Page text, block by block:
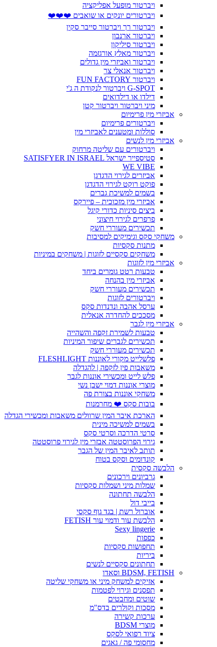
ויברטור מופעל אפליקציה
ויברטורים יונקים או שואבים ❤️❤️❤️
ויברטור רך ויברטור סייבר סקין
ויברטור ארנבון
ויברטור סיליקון
ויברטור מאלץ אורגזמה
ויברטור ואביזרי מין גדולים
ויברטור אנאלי צר
ויברטור FUN FACTORY
G-SPOT ויברטור לנקודת ה ג'י
דילדו או דילדואים
מיני ויברטור ויברטור קטן
אביזרי מין פרימיום
ויברטורים פרימיום
סוללות ומטענים לאביזרי מין
אביזרי מין לנשים
ויברטורים עם שליטה מרחוק
סטיספייר ישראל SATISFYER IN ISRAEL
WE VIBE
אביזרים לגירוי הדגדגן
פוקט רוקט לגירוי הדגדגן
בשמים למשיכת גברים
אביזרי מין מזכוכית – פיירקס
ביצים סיניות כדורי קיגל
פרפרים לגירוי חיצוני
תכשירים מעוררי חשק
משחקי סקס וגימיקים למסיבות
מתנות סקסיות
משחקים סקסיים לזוגות | משחקים במיניות
אביזרי מין לזוגות
טבעות רטט גומרים ביחד
אביזרי מין בהנחה
תכשירים מעוררי חשק
ויברטורים לזוגות
ערסל אהבה ונדנדות סקס
מסככים להחדרה אנאלית
אביזרי מין לגבר
טבעות לשמירת זקפה והשהייה
תכשירים לגברים שיפור המיניות
תכשירים מעוררי חשק
פלשלייט מקורי לאוננות FLESHLIGHT
משאבות פין לזקפה | להגדלה
פלש לייט ומכשירי אוננות לגבר
מוצרי אוננות דמוי ישבן נשי
משחקי אוננות בצורת פה
בובות סקס ❤️ מחרמנות
הארכת איבר המין שרוולים משאבות ומכשירי הגדלה
בשמים למשיכה מינית
סרטי הדרכה וסרטי סקס
גירוי הפרוסטטה אבזרי מין לגירוי פרוסטטה
תותב לאיבר המין של הגבר
קונדומים וסקס בטוח
הלבשה סקסית
גרביונים וירכונים
שמלות מיני ושמלות סקסיות
הלבשה תחתונה
בייבי דול
אוברול רשת | בגד גוף סקסי
הלבשת עור ודמוי עור FETISH
Sexy lingerie
כפפות
תחפושות סקסיות
ביריות
תחתונים סקסיים לנשים
BDSM, FETISH וסאדו
אזיקים למשחק מיני או משחקי שליטה
תפסנים וגירוי לפטמות
שוטים ומחבטים
מסכות וקולרים בדס"מ
ערכות קשירה
מוצרי BDSM
ציוד רפואי לסקס
מחסומי פה / גאגים